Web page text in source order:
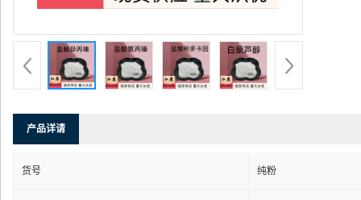
产品详请
货号 纯粉